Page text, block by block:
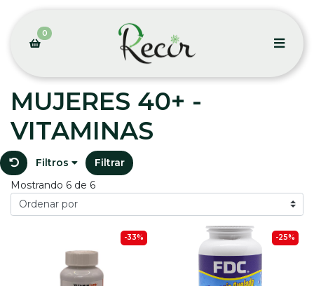
0
MUJERES 40+ -
VITAMINAS
Filtros
Filtrar
Mostrando 6 de 6
-33% -25%